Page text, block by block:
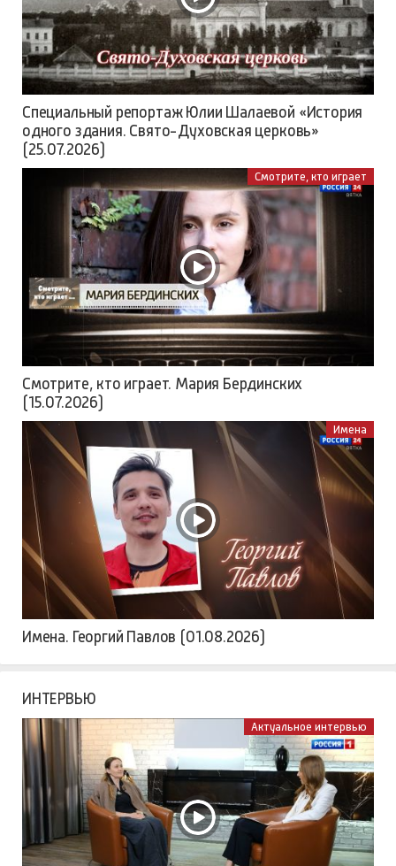
Специальный репортаж Юлии Шалаевой «История
одного здания. Свято-Духовская церковь»
(25.07.2026)
Смотрите, кто играет
Смотрите, кто играет. Мария Бердинских
(15.07.2026)
Имена
Имена. Георгий Павлов (01.08.2026)
ИНТЕРВЬЮ
Актуальное интервью